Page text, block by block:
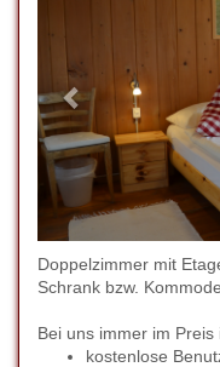
Doppelzimmer mit
Schrank bzw.
Bei uns immer im Preis
kostenlose